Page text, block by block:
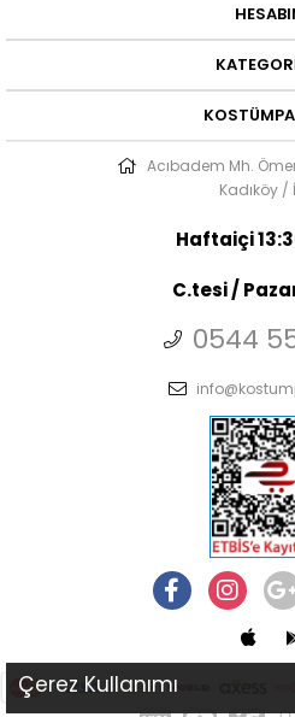
Acıbadem Mh.
Kadıköy /
Haftaiçi
C.tesi /
0544
Çerez Kullanımı